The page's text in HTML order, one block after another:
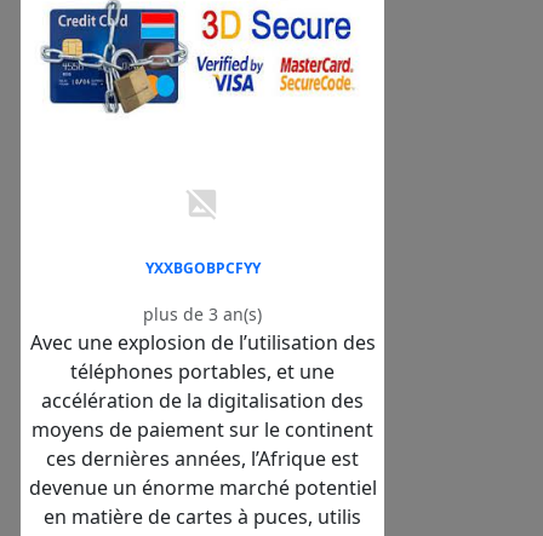
YXXBGOBPCFYY
plus de 3 an(s)
Avec une explosion de l’utilisation des
téléphones portables, et une
accélération de la digitalisation des
moyens de paiement sur le continent
ces dernières années, l’Afrique est
devenue un énorme marché potentiel
en matière de cartes à puces, utilis